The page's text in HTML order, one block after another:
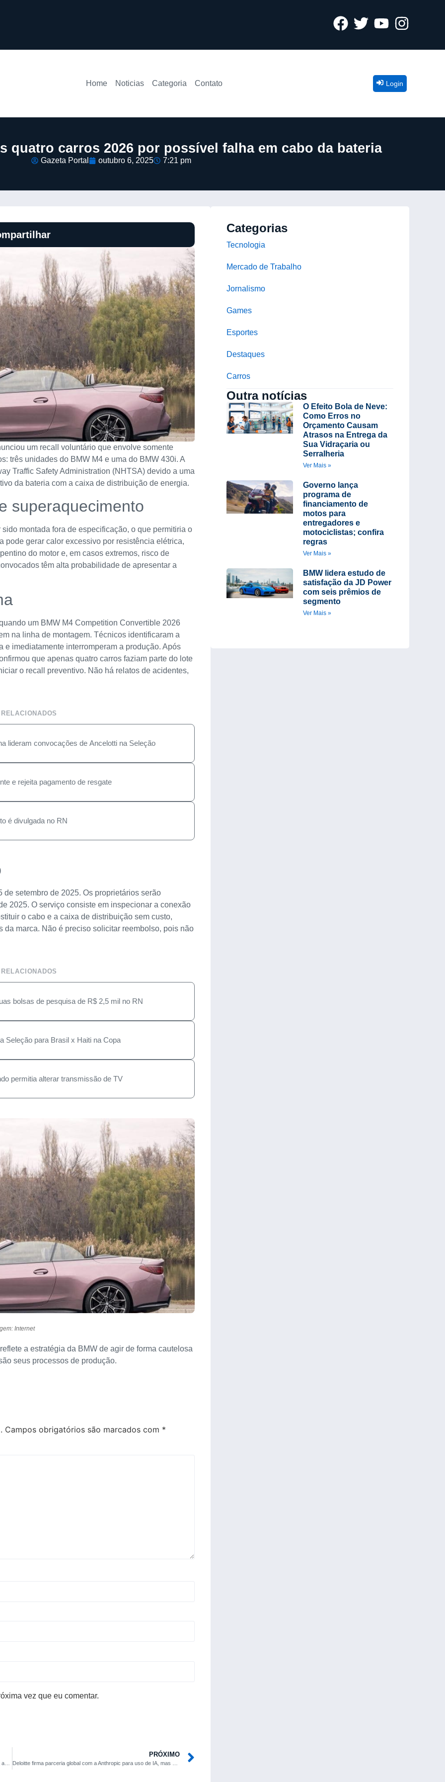
Home Noticias Categoria Contato Login
quatro carros 2026 por possível falha em cabo da bateria
Gazeta Portal outubro 6, 2025 7:21 pm
um recall voluntário que envolve somente
três unidades do BMW M4 e uma do BMW 430i. A
Traffic Safety Administration (NHTSA) devido a uma
da bateria com a caixa de distribuição de energia.
superaquecimento
montada fora de especificação, o que permitiria o
pode gerar calor excessivo por resistência elétrica,
do motor e, em casos extremos, risco de
têm alta probabilidade de apresentar a
um BMW M4 Competition Convertible 2026
na linha de montagem. Técnicos identificaram a
imediatamente interromperam a produção. Após
que apenas quatro carros faziam parte do lote
o recall preventivo. Não há relatos de acidentes,
lideram convocações de Ancelotti na Seleção
e rejeita pagamento de resgate
é divulgada no RN
setembro de 2025. Os proprietários serão
2025. O serviço consiste em inspecionar a conexão
o cabo e a caixa de distribuição sem custo,
marca. Não é preciso solicitar reembolso, pois não
bolsas de pesquisa de R$ 2,5 mil no RN
Seleção para Brasil x Haiti na Copa
permitia alterar transmissão de TV
Internet
a estratégia da BMW de agir de forma cautelosa
seus processos de produção.
Campos obrigatórios são marcados com *
vez que eu comentar.
PRÓXIMO
Categorias
Tecnologia
Mercado de Trabalho
Jornalismo
Games
Esportes
Destaques
Carros
Outra notícias
O Efeito Bola de Neve:
Como Erros no
Orçamento Causam
Atrasos na Entrega da
Sua Vidraçaria ou
Serralheria
Ver Mais »
Governo lança
programa de
financiamento de
motos para
entregadores e
motociclistas; confira
regras
Ver Mais »
BMW lidera estudo de
satisfação da JD Power
com seis prêmios de
segmento
Ver Mais »